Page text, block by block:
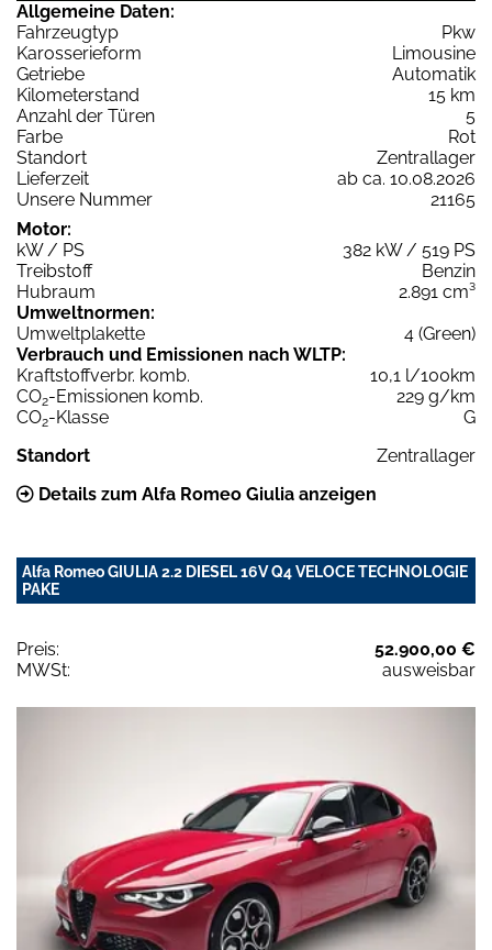
Allgemeine Daten:
Fahrzeugtyp
Pkw
Karosserieform
Limousine
Getriebe
Automatik
Kilometerstand
15 km
Anzahl der Türen
5
Farbe
Rot
Standort
Zentrallager
Lieferzeit
ab ca. 10.08.2026
Unsere Nummer
21165
Motor:
kW / PS
382 kW / 519 PS
Treibstoff
Benzin
Hubraum
2.891 cm³
Umweltnormen:
Umweltplakette
4 (Green)
Verbrauch und Emissionen nach WLTP:
Kraftstoffverbr. komb.
10,1 l/100km
CO2-Emissionen komb.
229 g/km
CO2-Klasse
G
Standort
Zentrallager
Details zum Alfa Romeo Giulia anzeigen
Alfa Romeo GIULIA 2.2 DIESEL 16V Q4 VELOCE TECHNOLOGIE
PAKE
Preis:
52.900,00 €
MWSt:
ausweisbar